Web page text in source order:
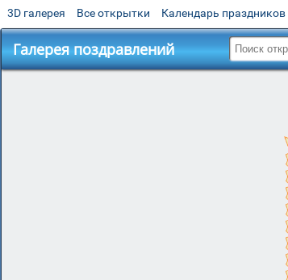
3D галерея Все открытки Календарь праздников
Галерея поздравлений